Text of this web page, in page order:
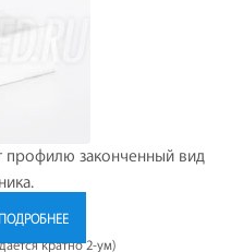
профилю законченный вид
ПОДРОБНЕЕ
кратно 2-ум)